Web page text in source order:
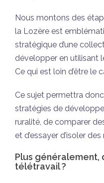
Nous montons des
la Lozère est
stratégique d’une
développer en utilisant
Ce qui est loin d’être le
Ce sujet permettra
stratégies de
ruralité, de comparer
et d’essayer d’isoler
Plus généralement,
télétravail ?